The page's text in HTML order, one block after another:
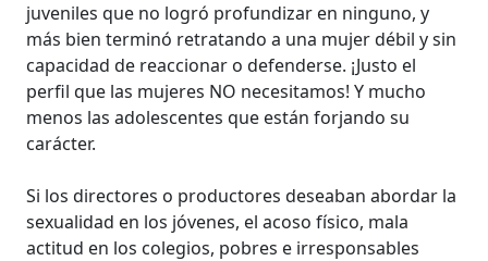
juveniles que no logró profundizar en ninguno, y
más bien terminó retratando a una mujer débil y sin
capacidad de reaccionar o defenderse. ¡Justo el
perfil que las mujeres NO necesitamos! Y mucho
menos las adolescentes que están forjando su
carácter.
Si los directores o productores deseaban abordar la
sexualidad en los jóvenes, el acoso físico, mala
actitud en los colegios, pobres e irresponsables